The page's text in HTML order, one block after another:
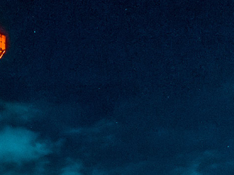
JETZT ANFRAGE